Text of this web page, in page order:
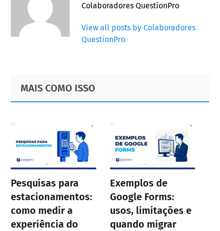
Colaboradores QuestionPro
View all posts by Colaboradores
QuestionPro
Primary
Sidebar
Footer
MAIS COMO ISSO
Pesquisas para
estacionamentos:
como medir a
experiência do
Exemplos de
Google Forms:
usos, limitações e
quando migrar